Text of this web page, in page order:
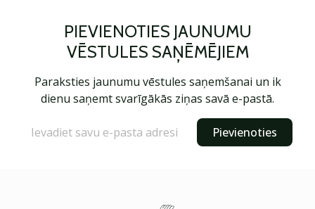
PIEVIENOTIES JAUNUMU
VĒSTULES SAŅĒMĒJIEM
Paraksties jaunumu vēstules saņemšanai un ik
dienu saņemt svarīgākās ziņas savā e-pastā.
Pievienoties